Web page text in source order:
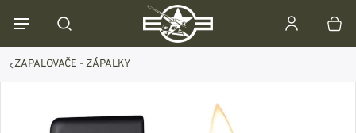
ZAPALOVAČE - ZÁPALKY